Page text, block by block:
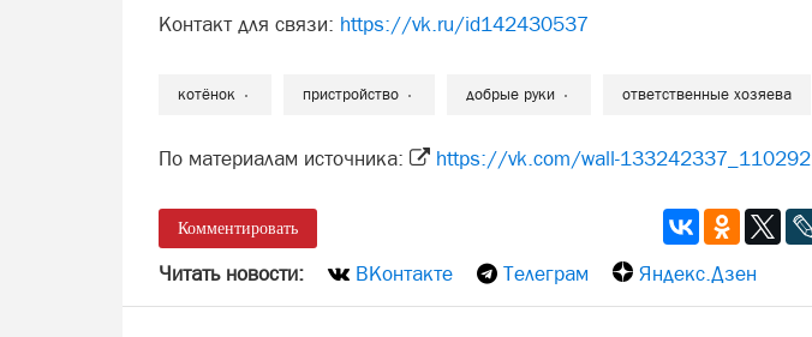
Контакт для связи: https://vk.ru/id142430537
котёнок пристройство добрые руки ответственные хозяева
По материалам источника: https://vk.com/wall-133242337_110292
Комментировать
Читать новости: ВКонтакте Телеграм Яндекс.Дзен